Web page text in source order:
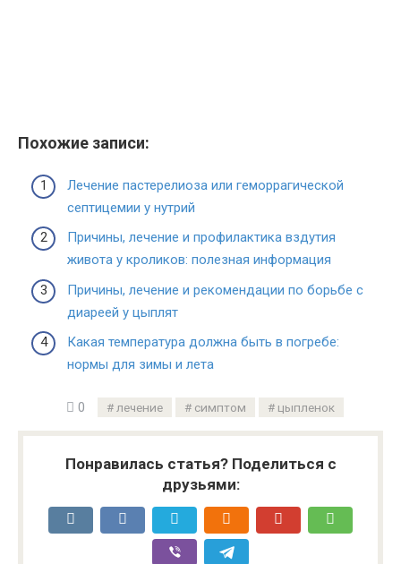
Похожие записи:
Лечение пастерелиоза или геморрагической
септицемии у нутрий
Причины, лечение и профилактика вздутия
живота у кроликов: полезная информация
Причины, лечение и рекомендации по борьбе с
диареей у цыплят
Какая температура должна быть в погребе:
нормы для зимы и лета
0 лечение симптом цыпленок
Понравилась статья? Поделиться с
друзьями: